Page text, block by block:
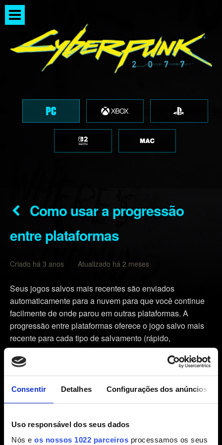
Consentir Detalhes Configurações dos anúncios
Uso responsável dos seus dados
Nós e os nossos 1022 parceiros processamos os seus
Como usar a progressão
entre plataformas
Criado há 3 anos Atualizado há 2 meses
Seus jogos salvos mais recentes são enviados
automaticamente para a nuvem para que você continue
facilmente de onde parou em outras plataformas. A
progressão entre plataformas oferece o jogo salvo mais
recente para cada tipo de salvamento (rápido,
automático, manual, etc.).
Certifique-se de que a versão deCyberpunk 2077
esteja atualizada com o patch mais recente — veja essa
informação no menu principal do jogo.
Progressão entre plataformas exibido no canto esquerdo
do botão.